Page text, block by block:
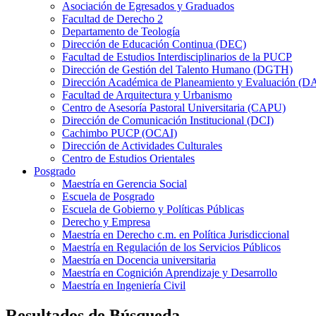
Asociación de Egresados y Graduados
Facultad de Derecho 2
Departamento de Teología
Dirección de Educación Continua (DEC)
Facultad de Estudios Interdisciplinarios de la PUCP
Dirección de Gestión del Talento Humano (DGTH)
Dirección Académica de Planeamiento y Evaluación
Facultad de Arquitectura y Urbanismo
Centro de Asesoría Pastoral Universitaria (CAPU)
Dirección de Comunicación Institucional (DCI)
Cachimbo PUCP (OCAI)
Dirección de Actividades Culturales
Centro de Estudios Orientales
Posgrado
Maestría en Gerencia Social
Escuela de Posgrado
Escuela de Gobierno y Políticas Públicas
Derecho y Empresa
Maestría en Derecho c.m. en Política Jurisdiccional
Maestría en Regulación de los Servicios Públicos
Maestría en Docencia universitaria
Maestría en Cognición Aprendizaje y Desarrollo
Maestría en Ingeniería Civil